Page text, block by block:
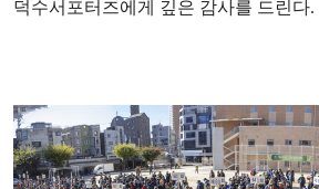
덕수서포터즈에게 깊은 감사를 드린다.